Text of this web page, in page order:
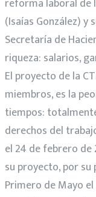
(Isaías González) y
Secretaría de
riqueza: salarios,
El proyecto de la
miembros, es la
tiempos:
derechos del
el 24 de febrero de
su proyecto, por su
Primero de Mayo